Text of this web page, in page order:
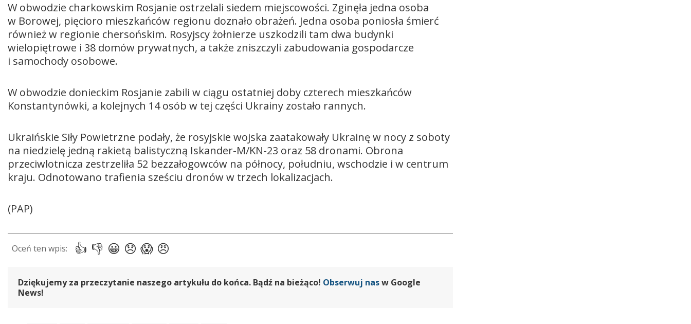
W obwodzie charkowskim Rosjanie ostrzelali siedem miejscowości. Zginęła jedna osoba
w Borowej, pięcioro mieszkańców regionu doznało obrażeń. Jedna osoba poniosła śmierć
również w regionie chersońskim. Rosyjscy żołnierze uszkodzili tam dwa budynki
wielopiętrowe i 38 domów prywatnych, a także zniszczyli zabudowania gospodarcze
i samochody osobowe.
W obwodzie donieckim Rosjanie zabili w ciągu ostatniej doby czterech mieszkańców
Konstantynówki, a kolejnych 14 osób w tej części Ukrainy zostało rannych.
Ukraińskie Siły Powietrzne podały, że rosyjskie wojska zaatakowały Ukrainę w nocy z soboty
na niedzielę jedną rakietą balistyczną Iskander-M/KN-23 oraz 58 dronami. Obrona
przeciwlotnicza zestrzeliła 52 bezzałogowców na północy, południu, wschodzie i w centrum
kraju. Odnotowano trafienia sześciu dronów w trzech lokalizacjach.
(PAP)
Dziękujemy za przeczytanie naszego artykułu do końca. Bądź na bieżąco! Obserwuj nasw Google
News!